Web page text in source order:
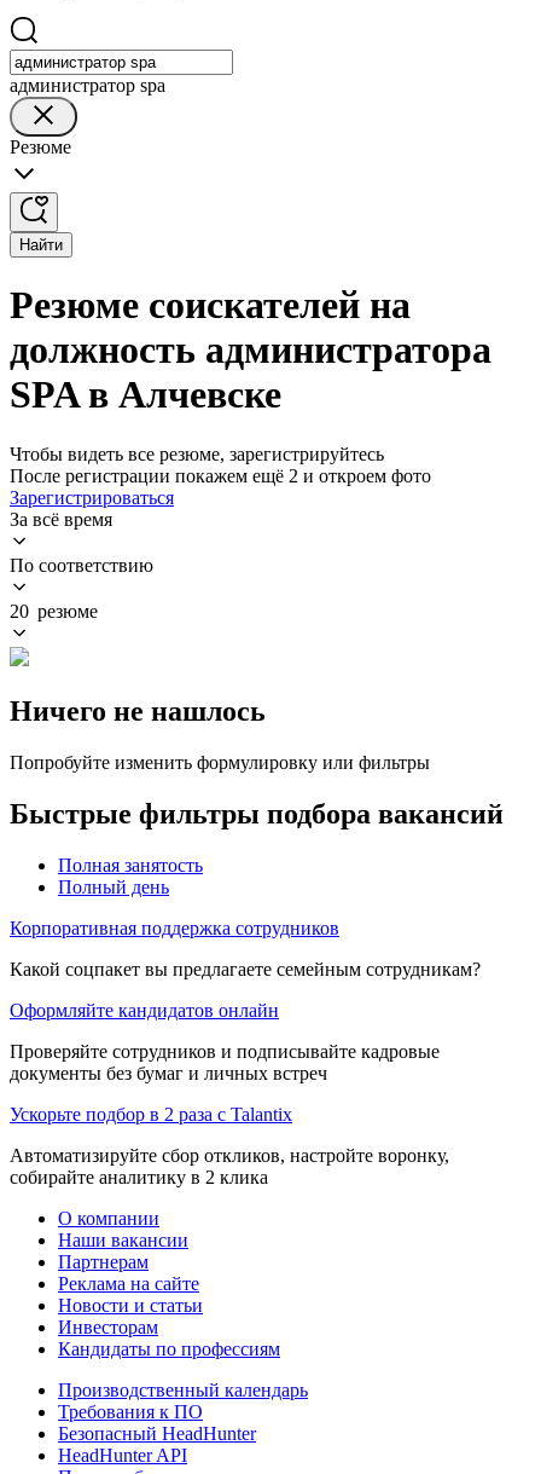
администратор spa
Резюме
Найти
Резюме соискателей на
должность администратора
SPA в Алчевске
Чтобы видеть все резюме, зарегистрируйтесь
После регистрации покажем ещё 2 и откроем фото
Зарегистрироваться
За всё время
По соответствию
20 резюме
Ничего не нашлось
Попробуйте изменить формулировку или фильтры
Быстрые фильтры подбора вакансий
Полная занятость
Полный день
Корпоративная поддержка сотрудников
Какой соцпакет вы предлагаете семейным сотрудникам?
Оформляйте кандидатов онлайн
Проверяйте сотрудников и подписывайте кадровые
документы без бумаг и личных встреч
Ускорьте подбор в 2 раза с Talantix
Автоматизируйте сбор откликов, настройте воронку,
собирайте аналитику в 2 клика
О компании
Наши вакансии
Партнерам
Реклама на сайте
Новости и статьи
Инвесторам
Кандидаты по профессиям
Производственный календарь
Требования к ПО
Безопасный HeadHunter
HeadHunter API